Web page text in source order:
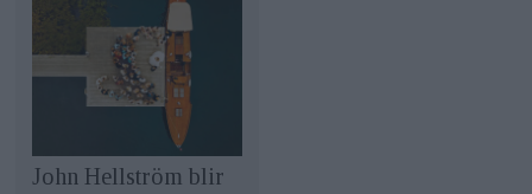
John Hellström blir